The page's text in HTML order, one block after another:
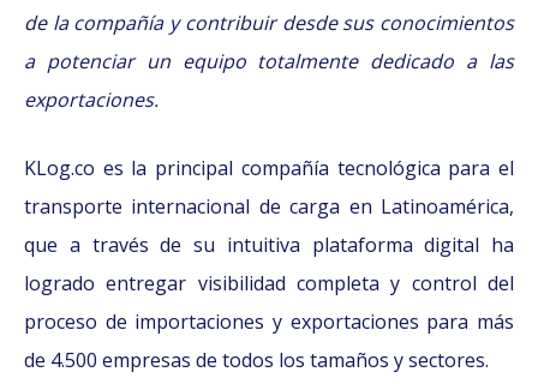
de la compañía y contribuir desde sus conocimientos
a potenciar un equipo totalmente dedicado a las
exportaciones.
KLog.co es la principal compañía tecnológica para el
transporte internacional de carga en Latinoamérica,
que a través de su intuitiva plataforma digital ha
logrado entregar visibilidad completa y control del
proceso de importaciones y exportaciones para más
de 4.500 empresas de todos los tamaños y sectores.